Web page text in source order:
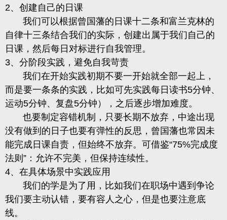
2、创建自己的日课
我们可以根据曾国藩的日课十二条和富兰克林的
自律十三条结合我们的实际，创建出属于我们自己的
日课，然后每日对标进行自我管理。
3、分阶段实践，避免自我苛责
我们在开始实践初期不要一开始就全部一起上，
而是要一条条的实践，比如可先实践每日读书5分钟、
运动5分钟、复盘5分钟），之后逐步增加难度。
也要制定容错机制，只要长期不放弃，中途出现
没有做到的日子也要有弹性的反思，曾国藩也常因未
能完成日课自责，但始终不放弃。可借鉴“75%完成度
法则”：允许不完美，但保持连续性。
4、在具体场景中实践应用
我们的学是为了用，比如我们在职场中遇到争论
我们要主动认错，要有容人之心，但是也要注意底
线。